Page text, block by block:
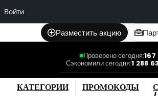
Войти
Разместить акцию
Проверено сегодня:167
Сэкономили сегодня:1 288
КАТЕГОРИИ ПРОМОКОДЫ